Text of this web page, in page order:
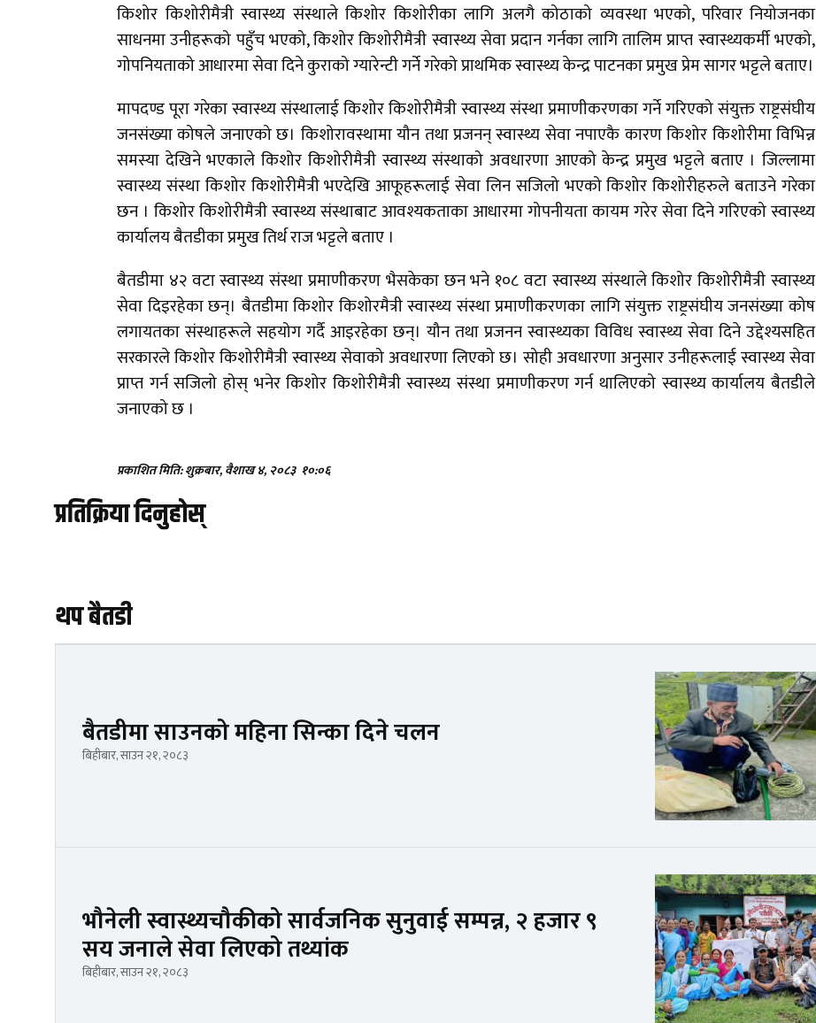
किशोर किशोरीमैत्री स्वास्थ्य संस्थाले किशोर किशोरीका लागि अलगै कोठाको व्यवस्था भएको, परिवार नियोजनका
साधनमा उनीहरूको पहुँच भएको, किशोर किशोरीमैत्री स्वास्थ्य सेवा प्रदान गर्नका लागि तालिम प्राप्त स्वास्थ्यकर्मी भएको,
गोपनियताको आधारमा सेवा दिने कुराको ग्यारेन्टी गर्ने गरेको प्राथमिक स्वास्थ्य केन्द्र पाटनका प्रमुख प्रेम सागर भट्टले बताए।
मापदण्ड पूरा गरेका स्वास्थ्य संस्थालाई किशोर किशोरीमैत्री स्वास्थ्य संस्था प्रमाणीकरणका गर्ने गरिएको संयुक्त राष्ट्रसंघीय
जनसंख्या कोषले जनाएको छ। किशोरावस्थामा यौन तथा प्रजनन् स्वास्थ्य सेवा नपाएकै कारण किशोर किशोरीमा विभिन्न
समस्या देखिने भएकाले किशोर किशोरीमैत्री स्वास्थ्य संस्थाको अवधारणा आएको केन्द्र प्रमुख भट्टले बताए । जिल्लामा
स्वास्थ्य संस्था किशोर किशोरीमैत्री भएदेखि आफूहरूलाई सेवा लिन सजिलो भएको किशोर किशोरीहरुले बताउने गरेका
छन । किशोर किशोरीमैत्री स्वास्थ्य संस्थाबाट आवश्यकताका आधारमा गोपनीयता कायम गरेर सेवा दिने गरिएको स्वास्थ्य
कार्यालय बैतडीका प्रमुख तिर्थ राज भट्टले बताए ।
बैतडीमा ४२ वटा स्वास्थ्य संस्था प्रमाणीकरण भैसकेका छन भने १०८ वटा स्वास्थ्य संस्थाले किशोर किशोरीमैत्री स्वास्थ्य
सेवा दिइरहेका छन्। बैतडीमा किशोर किशोरमैत्री स्वास्थ्य संस्था प्रमाणीकरणका लागि संयुक्त राष्ट्रसंघीय जनसंख्या कोष
लगायतका संस्थाहरूले सहयोग गर्दै आइरहेका छन्। यौन तथा प्रजनन स्वास्थ्यका विविध स्वास्थ्य सेवा दिने उद्देश्यसहित
सरकारले किशोर किशोरीमैत्री स्वास्थ्य सेवाको अवधारणा लिएको छ। सोही अवधारणा अनुसार उनीहरूलाई स्वास्थ्य सेवा
प्राप्त गर्न सजिलो होस् भनेर किशोर किशोरीमैत्री स्वास्थ्य संस्था प्रमाणीकरण गर्न थालिएको स्वास्थ्य कार्यालय बैतडीले
जनाएको छ ।
प्रकाशित मिति: शुक्रबार, वैशाख ४, २०८३ १०:०६
प्रतिक्रिया दिनुहोस्
थप बैतडी
बैतडीमा साउनको महिना सिन्का दिने चलन
बिहीबार, साउन २१, २०८३
भौनेली स्वास्थ्यचौकीको सार्वजनिक सुनुवाई सम्पन्न, २ हजार ९
सय जनाले सेवा लिएको तथ्यांक
बिहीबार, साउन २१, २०८३